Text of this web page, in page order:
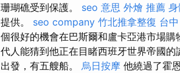
珊瑚礁受到保護。 seo 意思 外燴 推薦
提供。 seo company 竹北推拿整復 台
個很好的機會在巴斯爾和盧卡亞港市場
代人能猜到他正在目睹西班牙世界帝國的
出發，有五艘船。 烏日按摩 他繞過了霍